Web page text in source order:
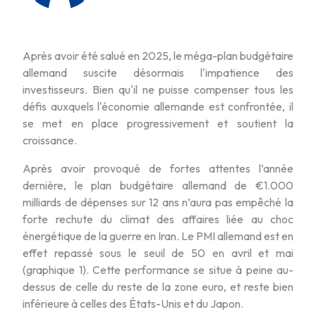
Après avoir été salué en 2025, le méga-plan budgétaire
allemand suscite désormais l'impatience des
investisseurs. Bien qu'il ne puisse compenser tous les
défis auxquels l'économie allemande est confrontée, il
se met en place progressivement et soutient la
croissance.
Après avoir provoqué de fortes attentes l’année
dernière, le plan budgétaire allemand de €1.000
milliards de dépenses sur 12 ans n’aura pas empêché la
forte rechute du climat des affaires liée au choc
énergétique de la guerre en Iran. Le PMI allemand est en
effet repassé sous le seuil de 50 en avril et mai
(graphique 1). Cette performance se situe à peine au-
dessus de celle du reste de la zone euro, et reste bien
inférieure à celles des États-Unis et du Japon.